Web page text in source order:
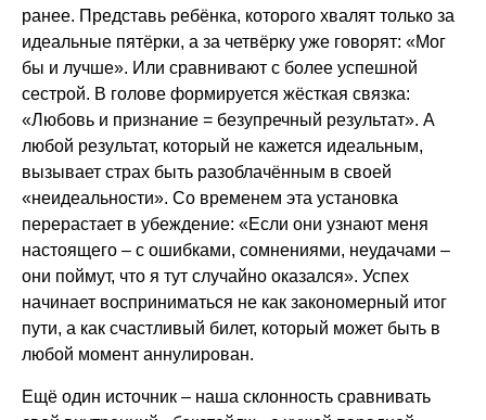
ранее. Представь ребёнка, которого хвалят только за
идеальные пятёрки, а за четвёрку уже говорят: «Мог
бы и лучше». Или сравнивают с более успешной
сестрой. В голове формируется жёсткая связка:
«Любовь и признание = безупречный результат». А
любой результат, который не кажется идеальным,
вызывает страх быть разоблачённым в своей
«неидеальности». Со временем эта установка
перерастает в убеждение: «Если они узнают меня
настоящего – с ошибками, сомнениями, неудачами –
они поймут, что я тут случайно оказался». Успех
начинает восприниматься не как закономерный итог
пути, а как счастливый билет, который может быть в
любой момент аннулирован.
Ещё один источник – наша склонность сравнивать